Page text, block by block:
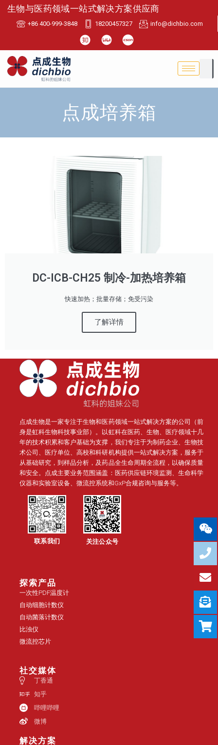
生物与医药领域一站式解决方案供应商
+86 400-999-3848 18200457327 info@dichbio.com
点成培养箱
DC-ICB-CH25 制冷-加热培养箱
快速加热；批量存储；免受污染
了解详情
点成生物是一家专注于生物和医药领域一站式解决方案的公司（前
身是虹科生物科技事业部）。
以虹科在医药、生物、医疗领域十几
年的技术积累和客户基础为支撑，我们专注于为制药企业、生物技
术公司、医疗单位、高校和科研机构提供一站式解决方案，服务于
从基础研究，到样品分析，及药品全生命周期全流程，以确保质量
和安全。点成主要业务范围涵盖：医药供应链环境监测、生命科学
仪器和实验室设备、微流控系统和GxP合规咨询与服务等。
联系我们 关注公众号
探索产品
一次性PDF温度计
自动细胞计数仪
自动菌落计数仪
比浊仪
微流控芯片
社交媒体
丁香通
知乎
哔哩哔哩
微博
解决方案